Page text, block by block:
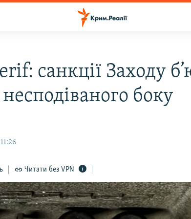
санкції Заходу
несподіваного боку
Читати без VPN